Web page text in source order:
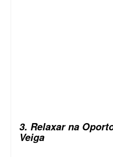
3. Relaxar na
Veiga